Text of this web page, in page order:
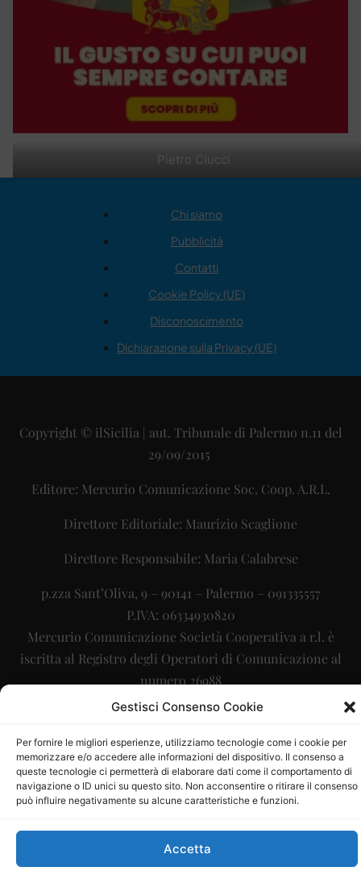
Gestisci Consenso Cookie
Per fornire le migliori esperienze, utilizziamo tecnologie come i cookie per
memorizzare e/o accedere alle informazioni del dispositivo. Il consenso a
queste tecnologie ci permetterà di elaborare dati come il comportamento di
navigazione o ID unici su questo sito. Non acconsentire o ritirare il consenso
può influire negativamente su alcune caratteristiche e funzioni.
Accetta
Pietro Ciucci
Chi siamo
Pubblicità
Contatti
Cookie Policy (UE)
Disconoscimento
Dichiarazione sulla Privacy (UE)
Copyright © ilSicilia | aut. Tribunale di Palermo n.11 del
29/09/2015
Editore: Mercurio Comunicazione Soc. Coop. A.R.L.
Direttore Editoriale: Maurizio Scaglione
Direttore Responsabile: Maria Calabrese
p.zza Sant’Oliva, 9 – 90141 – Palermo – 091335557
P.IVA: 06334930820
Mercurio Comunicazione Società Cooperativa a r.l. è
iscritta al Registro degli Operatori di Comunicazione al
numero 26988
Sito gestito daLa Digitale srl– info@ladigitale.it